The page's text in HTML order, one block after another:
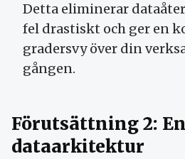
Detta eliminerar
fel drastiskt och ger en
gradersvy över din
gången.
Förutsättning 2:
dataarkitektur